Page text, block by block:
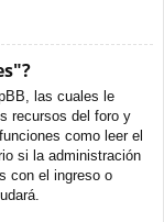
las cuales le
recursos del foro y
como leer el
si la administración
con el ingreso o